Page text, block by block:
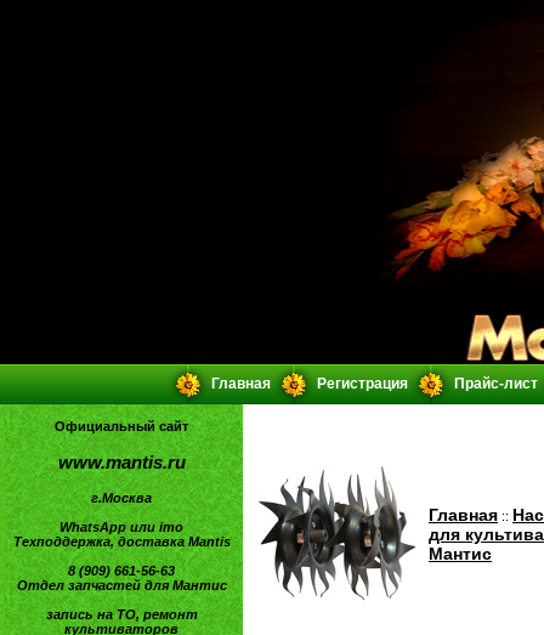
Главная Регистрация Прайс-лист
Официальный сайт
www.mantis.ru
г.Москва
WhatsApp или imo
Техподдержка, доставка Mantis
8 (909) 661-56-63
Отдел запчастей для Мантис
запись на ТО, ремонт
культиваторов
Главная ::
для
Мантис